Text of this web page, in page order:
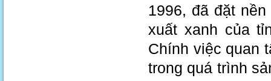
1996, đã đặt
xuất xanh của
Chính việc quan
trong quá trình